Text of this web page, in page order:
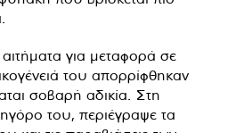
για μεταφορά σε
του απορρίφθηκαν
σοβαρή αδικία. Στη
του, περιέγραψε τα